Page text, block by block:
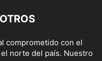
comprometido con el
norte del país. Nuestro